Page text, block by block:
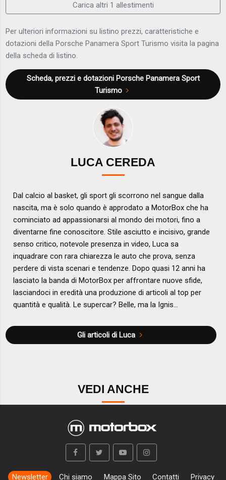
Carica altri 1 allestimenti
Per ulteriori informazioni su listino prezzi, caratteristiche e
dotazioni della Porsche Panamera Sport Turismo visita la pagina
della scheda di listino.
Scheda, prezzi e dotazioni Porsche Panamera Sport
Turismo
LUCA CEREDA
Dal calcio al basket, gli sport gli scorrono nel sangue dalla
nascita, ma è solo quando è approdato a MotorBox che ha
cominciato ad appassionarsi al mondo dei motori, fino a
diventarne fine conoscitore. Stile asciutto e incisivo, grande
senso critico, notevole presenza in video, Luca sa
inquadrare con rara chiarezza le auto che prova, senza
perdere di vista scenari e tendenze. Dopo quasi 12 anni ha
lasciato la banda di MotorBox per affrontare nuove sfide,
lasciandoci in eredità una produzione di articoli al top per
quantità e qualità. Le supercar? Belle, ma la Ignis...
Gli articoli di Luca
VEDI ANCHE
Newsletter Chi siamo Mappa Sito Contatti Privacy